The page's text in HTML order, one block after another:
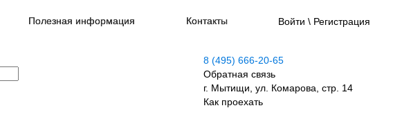
Полезная информация Контакты Войти \ Регистрация
8 (495) 666-20-65
Обратная связь
г. Мытищи, ул. Комарова, стр. 14
Как проехать